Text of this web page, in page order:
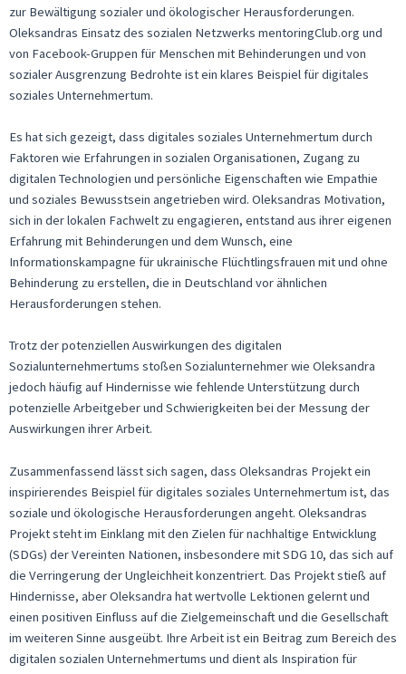
zur Bewältigung sozialer und ökologischer Herausforderungen.
Oleksandras Einsatz des sozialen Netzwerks mentoringClub.org und
von Facebook-Gruppen für Menschen mit Behinderungen und von
sozialer Ausgrenzung Bedrohte ist ein klares Beispiel für digitales
soziales Unternehmertum.
Es hat sich gezeigt, dass digitales soziales Unternehmertum durch
Faktoren wie Erfahrungen in sozialen Organisationen, Zugang zu
digitalen Technologien und persönliche Eigenschaften wie Empathie
und soziales Bewusstsein angetrieben wird. Oleksandras Motivation,
sich in der lokalen Fachwelt zu engagieren, entstand aus ihrer eigenen
Erfahrung mit Behinderungen und dem Wunsch, eine
Informationskampagne für ukrainische Flüchtlingsfrauen mit und ohne
Behinderung zu erstellen, die in Deutschland vor ähnlichen
Herausforderungen stehen.
Trotz der potenziellen Auswirkungen des digitalen
Sozialunternehmertums stoßen Sozialunternehmer wie Oleksandra
jedoch häufig auf Hindernisse wie fehlende Unterstützung durch
potenzielle Arbeitgeber und Schwierigkeiten bei der Messung der
Auswirkungen ihrer Arbeit.
Zusammenfassend lässt sich sagen, dass Oleksandras Projekt ein
inspirierendes Beispiel für digitales soziales Unternehmertum ist, das
soziale und ökologische Herausforderungen angeht. Oleksandras
Projekt steht im Einklang mit den Zielen für nachhaltige Entwicklung
(SDGs) der Vereinten Nationen, insbesondere mit SDG 10, das sich auf
die Verringerung der Ungleichheit konzentriert. Das Projekt stieß auf
Hindernisse, aber Oleksandra hat wertvolle Lektionen gelernt und
einen positiven Einfluss auf die Zielgemeinschaft und die Gesellschaft
im weiteren Sinne ausgeübt. Ihre Arbeit ist ein Beitrag zum Bereich des
digitalen sozialen Unternehmertums und dient als Inspiration für